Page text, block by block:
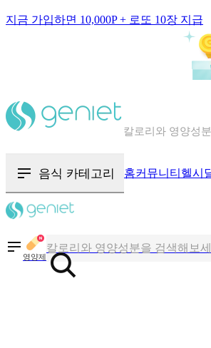
지금 가입하면 10,000P + 로또 10장 지급
혈당 · 다이어트
음식 카테고리 홈커뮤니티 헬시
영양제
혈당 · 다이어트 음식 검색해보
음식 · 영양제 리뷰를 찾아보세요